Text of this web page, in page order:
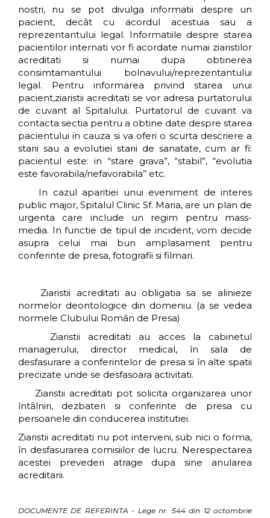
nostri, nu se pot divulga informatii despre un
pacient, decât cu acordul acestuia sau a
reprezentantului legal. Informatiile despre starea
pacientilor internati vor fi acordate numai ziaristilor
acreditati si numai dupa obtinerea
consimtamantului bolnavului/reprezentantului
legal. Pentru informarea privind starea unui
pacient,ziaristii acreditati se vor adresa purtatorului
de cuvant al Spitalului. Purtatorul de cuvant va
contacta sectia pentru a obtine date despre starea
pacientului in cauza si va oferi o scurta descriere a
starii sau a evolutiei starii de sanatate, cum ar fi:
pacientul este: in “stare grava”, “stabil”, “evolutia
este favorabila/nefavorabila” etc.
In cazul aparitiei unui eveniment de interes
public major, Spitalul Clinic Sf. Maria, are un plan de
urgenta care include un regim pentru mass-
media. In functie de tipul de incident, vom decide
asupra celui mai bun amplasament pentru
conferinte de presa, fotografii si filmari.
Ziaristii acreditati au obligatia sa se alinieze
normelor deontologice din domeniu. (a se vedea
normele Clubului Român de Presa)
Ziaristii acreditati au acces la cabinetul
managerului, director medical, în sala de
desfasurare a conferintelor de presa si în alte spatii
precizate unde se desfasoara activitati.
Ziaristii acreditati pot solicita organizarea unor
întâlniri, dezbateri si conferinte de presa cu
persoanele din conducerea institutiei.
Ziaristii acreditati nu pot interveni, sub nici o forma,
în desfasurarea comisiilor de lucru. Nerespectarea
acestei prevederi atrage dupa sine anularea
acreditarii.
DOCUMENTE DE REFERINTA - Lege nr. 544 din 12 octombrie